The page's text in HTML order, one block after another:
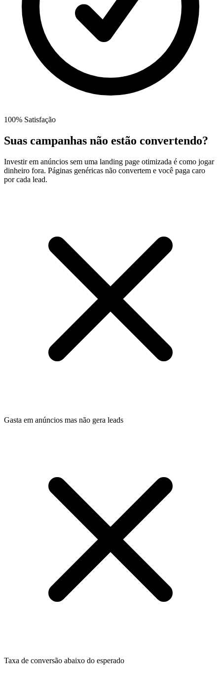
100% Satisfação
Suas campanhas não estão convertendo?
Investir em anúncios sem uma landing page otimizada é como jogar
dinheiro fora. Páginas genéricas não convertem e você paga caro
por cada lead.
Gasta em anúncios mas não gera leads
Taxa de conversão abaixo do esperado